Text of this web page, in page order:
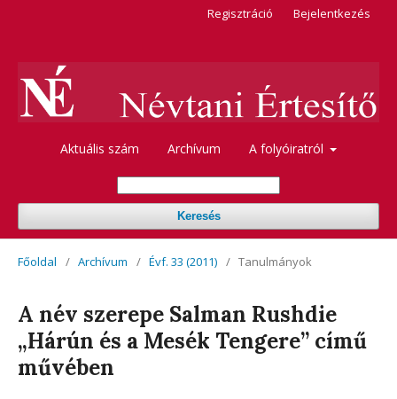
Aktuális szám Archívum A folyóiratról
Keresés
Regisztráció Bejelentkezés
Főoldal / Archívum / Évf. 33 (2011) / Tanulmányok
A név szerepe Salman Rushdie
„Hárún és a Mesék Tengere” című
művében